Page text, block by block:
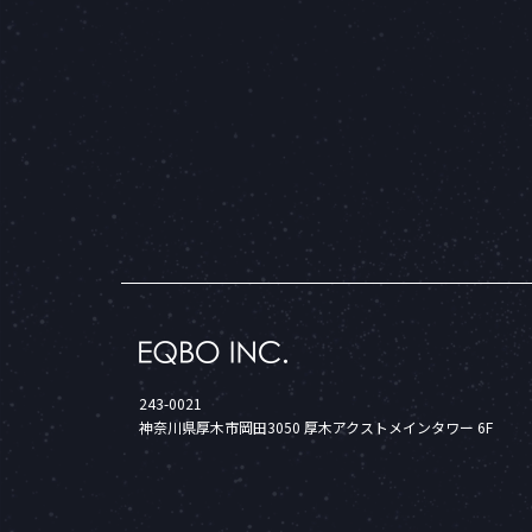
243-0021
神奈川県厚木市岡田3050 厚木アクストメインタワー 6F